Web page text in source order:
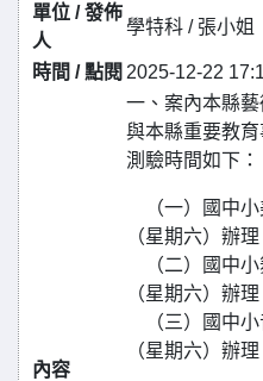
單位 / 發佈
人
學特科 / 張小
時間 / 點閱 2025-12-22
內容
一、案內本縣
與本縣重要教
測驗時間如下：
（一）國中小
（星期六）辦理
（二）國中小
（星期六）辦理
（三）國中小
（星期六）辦理